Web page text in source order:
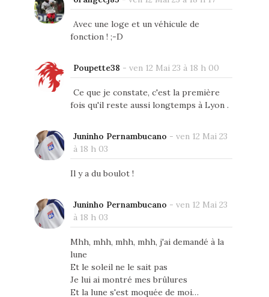
Avec une loge et un véhicule de
fonction ! ;-D
Poupette38 - ven 12 Mai 23 à 18 h 00
Ce que je constate, c'est la première
fois qu'il reste aussi longtemps à Lyon .
Juninho Pernambucano - ven 12 Mai 23
à 18 h 03
Il y a du boulot !
Juninho Pernambucano - ven 12 Mai 23
à 18 h 03
Mhh, mhh, mhh, mhh, j'ai demandé à la
lune
Et le soleil ne le sait pas
Je lui ai montré mes brûlures
Et la lune s'est moquée de moi…